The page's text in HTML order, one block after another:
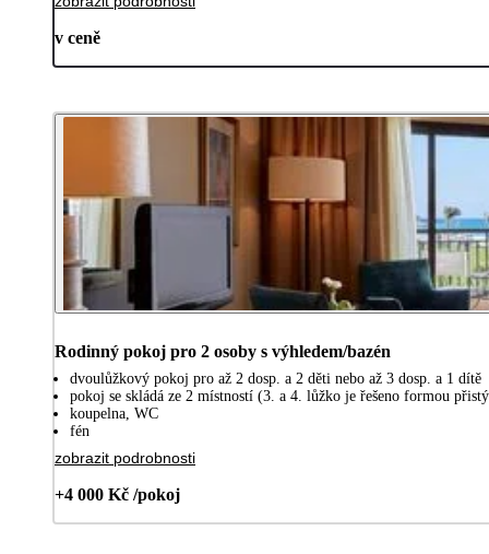
v ceně
Rodinný pokoj pro 2 osoby s výhledem/bazén
dvoulůžkový pokoj pro až 2 dosp. a 2 děti nebo až 3 dosp. a 1 dítě
pokoj se skládá ze 2 místností (3. a 4. lůžko je řešeno formou
koupelna, WC
fén
zobrazit podrobnosti
+4 000 Kč /pokoj